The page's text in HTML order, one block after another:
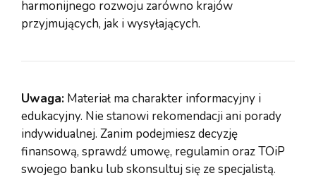
harmonijnego rozwoju zarówno krajów
przyjmujących, jak i wysyłających.
Uwaga: Materiał ma charakter informacyjny i
edukacyjny. Nie stanowi rekomendacji ani porady
indywidualnej. Zanim podejmiesz decyzję
finansową, sprawdź umowę, regulamin oraz TOiP
swojego banku lub skonsultuj się ze specjalistą.